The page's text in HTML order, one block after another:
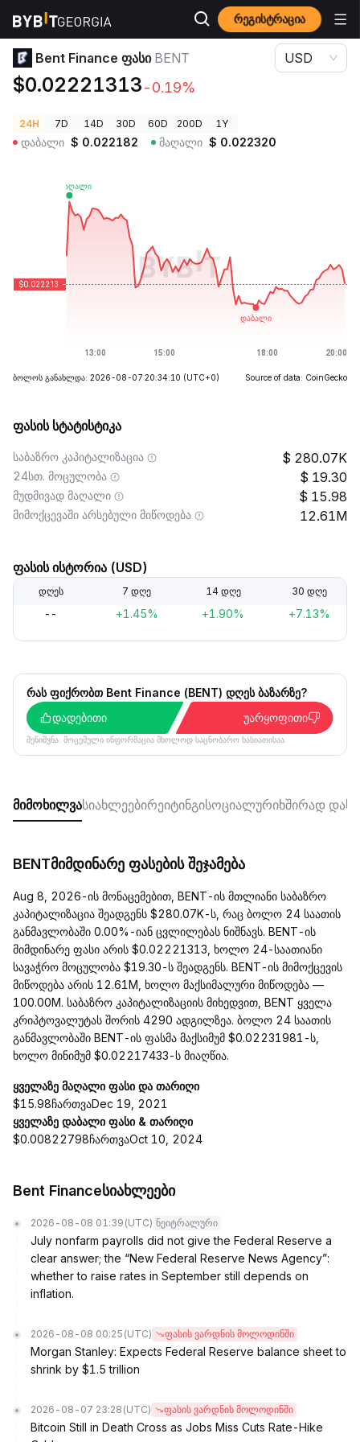
რეგისტრაცია
კრიპტოვალუტის ფასები Bent Finance ფასი BENT
Bent Finance ფასი BENT
$0.02221313-0.19%
USD
24H 7D 14D 30D 60D 200D 1Y
დაბალი $ 0.022182 მაღალი $ 0.022320
ბოლოს განახლდა: 2026-08-07 20:34:10 (UTC+0) Source of data: CoinGecko
ფასის სტატისტიკა
საბაზრო კაპიტალიზაცია 280.07K
24სთ. მოცულობა 19.30
მუდმივად მაღალი 15.98
მიმოქცევაში არსებული მიწოდება 12.61M
ფასის ისტორია (USD)
დღეს 7 დღე 14 დღე 30 დღე
-- +1.45% +1.90% +7.13%
რას ფიქრობთ Bent Finance (BENT) დღეს ბაზარზე?
დადებითი
უარყოფითი
შენიშვნა: მოცემული ინფორმაცია მხოლოდ საცნობარო ხასიათისაა.
მიმოხილვასიახლეებირეიტინგისოციალურიხშირად
BENTმიმდინარე ფასების შეჯამება
Aug 8, 2026-ის მონაცემებით, BENT-ის მთლიანი საბაზრო
კაპიტალიზაცია შეადგენს $280.07K-ს, რაც ბოლო 24 საათის
განმავლობაში 0.00%-იან ცვლილებას ნიშნავს. BENT-ის
მიმდინარე ფასი არის $0.02221313, ხოლო 24-საათიანი
სავაჭრო მოცულობა $19.30-ს შეადგენს. BENT-ის მიმოქცევის
მიწოდება არის 12.61M, ხოლო მაქსიმალური მიწოდება —
100.00M. საბაზრო კაპიტალიზაციის მიხედვით, BENT ყველა
კრიპტოვალუტას შორის 4290 ადგილზეა. ბოლო 24 საათის
განმავლობაში BENT-ის ფასმა მაქსიმუმ $0.02231981-ს,
ხოლო მინიმუმ $0.02217433-ს მიაღწია.
ყველაზე მაღალი ფასი და თარიღი
$15.98ჩართვაDec 19, 2021
ყველაზე დაბალი ფასი & თარიღი
$0.00822798ჩართვაOct 10, 2024
Bent Financeსიახლეები
2026-08-08 01:39 (UTC) ნეიტრალური
July nonfarm payrolls did not give the Federal Reserve a
clear answer; the “New Federal Reserve News Agency”:
whether to raise rates in September still depends on
inflation.
2026-08-08 00:25 (UTC) ფასის ვარდნის მოლოდინში
Morgan Stanley: Expects Federal Reserve balance sheet to
shrink by $1.5 trillion
2026-08-07 23:28 (UTC) ფასის ვარდნის მოლოდინში
Bitcoin Still in Death Cross as Jobs Miss Cuts Rate-Hike